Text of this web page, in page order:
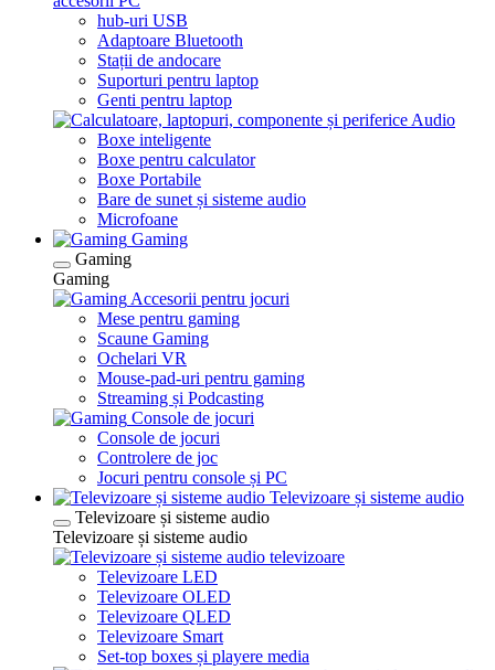
hub-uri USB
Adaptoare Bluetooth
Stații de andocare
Suporturi pentru laptop
Genti pentru laptop
Audio
Boxe inteligente
Boxe pentru calculator
Boxe Portabile
Bare de sunet și sisteme audio
Microfoane
Gaming
Gaming
Gaming
Accesorii pentru jocuri
Mese pentru gaming
Scaune Gaming
Ochelari VR
Mouse-pad-uri pentru gaming
Streaming și Podcasting
Console de jocuri
Console de jocuri
Controlere de joc
Jocuri pentru console și PC
Televizoare și sisteme audio
Televizoare și sisteme audio
Televizoare și sisteme audio
televizoare
Televizoare LED
Televizoare OLED
Televizoare QLED
Televizoare Smart
Set-top boxes și playere media